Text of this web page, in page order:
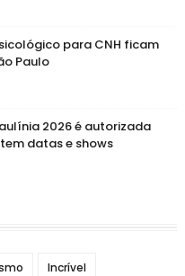
para CNH ficam
Paulo
2026 é autorizada
datas e shows
Incrível